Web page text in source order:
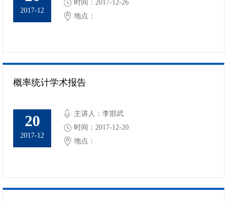
2017-12
时间：2017-12-26
地点：
概率统计学术报告
20
2017-12
主讲人：李邯武
时间：2017-12-20
地点：